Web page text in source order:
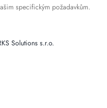
specifickým požadavkům.
Solutions s.r.o.